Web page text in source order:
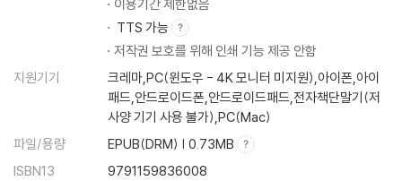
이용기간 제한없음
TTS 가능
저작권 보호를 위해 인쇄 기능 제공 안함
지원기기
크레마,PC(윈도우 - 4K 모니터 미지원),아이폰,아이
패드,안드로이드폰,안드로이드패드,전자책단말기(저
사양 기기 사용 불가),PC(Mac)
파일/용량
EPUB(DRM) | 0.73MB
ISBN13
9791159836008